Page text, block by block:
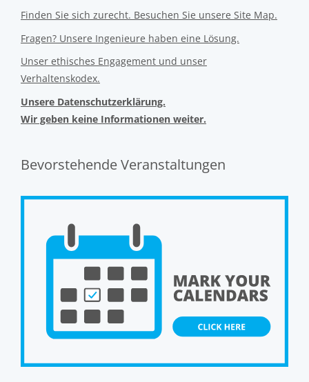
Finden Sie sich zurecht. Besuchen Sie unsere Site Map.
Fragen? Unsere Ingenieure haben eine Lösung.
Unser ethisches Engagement und unser
Verhaltenskodex.
Unsere Datenschutzerklärung.
Wir geben keine Informationen weiter.
Bevorstehende Veranstaltungen